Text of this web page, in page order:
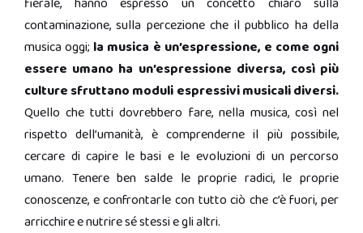
contaminazione, sulla percezione che il pubblico ha della
musica oggi; la musica è un’espressione, e come ogni
essere umano ha un’espressione diversa, così più
culture sfruttano moduli espressivi musicali diversi.
Quello che tutti dovrebbero fare, nella musica, così nel
rispetto dell’umanità, è comprenderne il più possibile,
cercare di capire le basi e le evoluzioni di un percorso
umano. Tenere ben salde le proprie radici, le proprie
conoscenze, e confrontarle con tutto ciò che c’è fuori, per
arricchire e nutrire sé stessi e gli altri.